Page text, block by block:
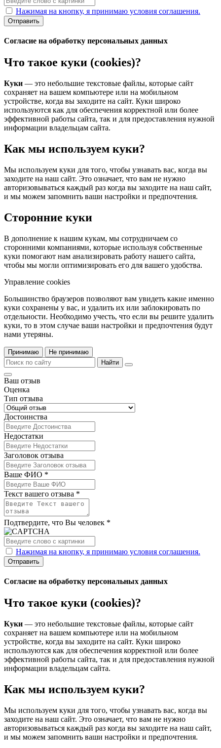
Нажимая на кнопку, я принимаю условия соглашения.
Отправить
Согласие на обработку персональных данных
Что такое куки (cookies)?
Куки — это небольшие текстовые файлы, которые сайт
сохраняет на вашем компьютере или на мобильном
устройстве, когда вы заходите на сайт. Куки широко
используются как для обеспечения корректной или более
эффективной работы сайта, так и для предоставления нужной
информации владельцам сайта.
Как мы используем куки?
Мы используем куки для того, чтобы узнавать вас, когда вы
заходите на наш сайт. Это означает, что вам не нужно
авторизовываться каждый раз когда вы заходите на наш сайт,
и мы можем запомнить ваши настройки и предпочтения.
Сторонние куки
В дополнение к нашим кукам, мы сотрудничаем со
сторонними компаниями, которые используя собственные
куки помогают нам анализировать работу нашего сайта,
чтобы мы могли оптимизировать его для вашего удобства.
Управление cookies
Большинство браузеров позволяют вам увидеть какие именно
куки сохранены у вас, и удалить их или заблокировать по
отдельности. Необходимо учесть, что если вы решите удалить
куки, то в этом случае ваши настройки и предпочтения будут
нами утеряны.
Принимаю
Не принимаю
Найти
Ваш отзыв
Оценка
Тип отзыва
Достоинства
Недостатки
Заголовок отзыва
Ваше ФИО *
Текст вашего отзыва *
Подтвердите, что Вы человек *
Нажимая на кнопку, я принимаю условия соглашения.
Отправить
Согласие на обработку персональных данных
Что такое куки (cookies)?
Куки — это небольшие текстовые файлы, которые сайт
сохраняет на вашем компьютере или на мобильном
устройстве, когда вы заходите на сайт. Куки широко
используются как для обеспечения корректной или более
эффективной работы сайта, так и для предоставления нужной
информации владельцам сайта.
Как мы используем куки?
Мы используем куки для того, чтобы узнавать вас, когда вы
заходите на наш сайт. Это означает, что вам не нужно
авторизовываться каждый раз когда вы заходите на наш сайт,
и мы можем запомнить ваши настройки и предпочтения.